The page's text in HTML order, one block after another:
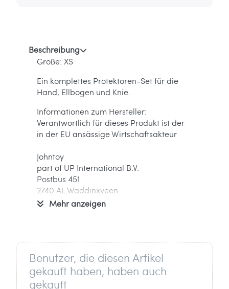
Beschreibung
Größe: XS
Ein komplettes Protektoren-Set für die
Hand, Ellbogen und Knie.
Informationen zum Hersteller:
Verantwortlich für dieses Produkt ist der
in der EU ansässige Wirtschaftsakteur
Johntoy
part of UP International B.V.
Postbus 451
2740 AL Waddinxveen
Niederlande
Mehr anzeigen
Benutzer, die diesen Artikel
gekauft haben, haben auch
gekauft